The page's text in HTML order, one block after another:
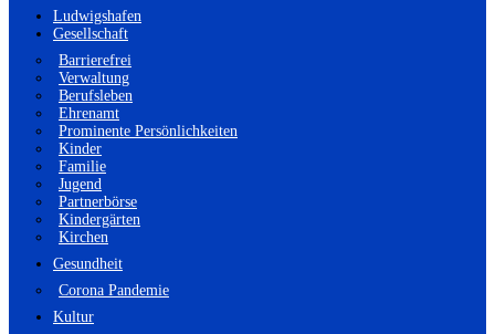
Ludwigshafen
Gesellschaft
Barrierefrei
Verwaltung
Berufsleben
Ehrenamt
Prominente Persönlichkeiten
Kinder
Familie
Jugend
Partnerbörse
Kindergärten
Kirchen
Gesundheit
Corona Pandemie
Kultur